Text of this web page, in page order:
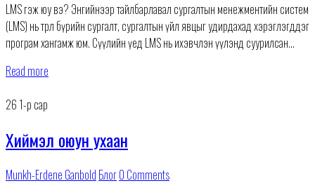
LMS гэж юу вэ? Энгийнээр тайлбарлавал сургалтын менежментийн систем
(LMS) нь төрөл бүрийн сургалт, сургалтын үйл явцыг удирдахад хэрэглэгддэг
програм хангамж юм. Сүүлийн үед LMS нь ихэвчлэн үүлэнд суурилсан
Read more
26 1-р сар
Хиймэл оюун ухаан
Munkh-Erdene Ganbold Блог0 Comments